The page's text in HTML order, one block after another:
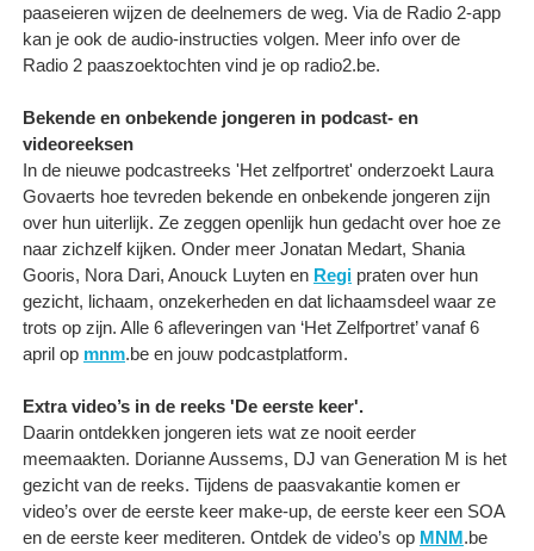
paaseieren wijzen de deelnemers de weg. Via de Radio 2-app
kan je ook de audio-instructies volgen. Meer info over de
Radio 2 paaszoektochten vind je op radio2.be.
Bekende en onbekende jongeren in podcast- en
videoreeksen
In de nieuwe podcastreeks 'Het zelfportret' onderzoekt Laura
Govaerts hoe tevreden bekende en onbekende jongeren zijn
over hun uiterlijk. Ze zeggen openlijk hun gedacht over hoe ze
naar zichzelf kijken. Onder meer Jonatan Medart, Shania
Gooris, Nora Dari, Anouck Luyten en Regi praten over hun
gezicht, lichaam, onzekerheden en dat lichaamsdeel waar ze
trots op zijn. Alle 6 afleveringen van ‘Het Zelfportret’ vanaf 6
april op mnm.be en jouw podcastplatform.
Extra video’s in de reeks 'De eerste keer'.
Daarin ontdekken jongeren iets wat ze nooit eerder
meemaakten. Dorianne Aussems, DJ van Generation M is het
gezicht van de reeks. Tijdens de paasvakantie komen er
video’s over de eerste keer make-up, de eerste keer een SOA
en de eerste keer mediteren. Ontdek de video’s op MNM.be